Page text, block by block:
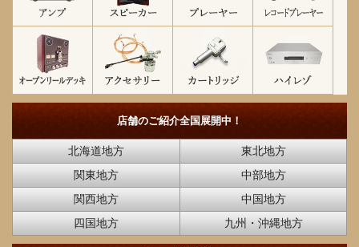
店舗のご紹介全国展開中！
北海道地方
東北地方
関東地方
中部地方
関西地方
中国地方
四国地方
九州・沖縄地方